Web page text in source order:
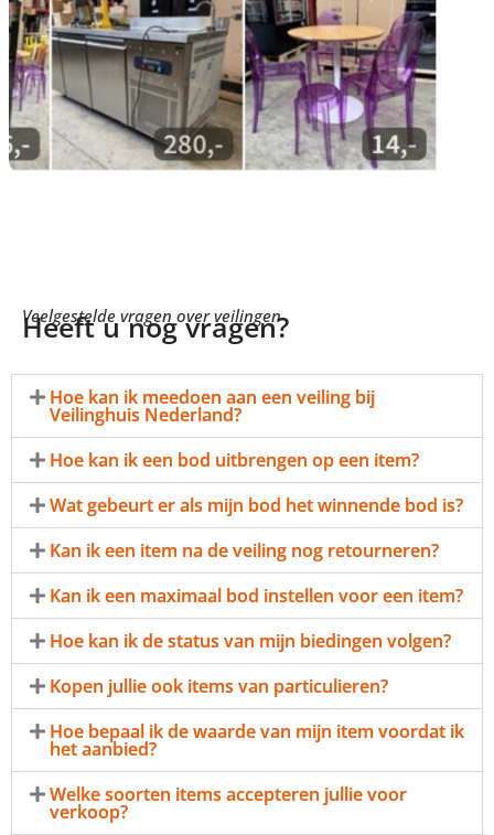
Veelgestelde vragen over veilingen
Heeft u nog vragen?
Hoe kan ik meedoen aan een veiling bij
Veilinghuis Nederland?
Hoe kan ik een bod uitbrengen op een item?
Wat gebeurt er als mijn bod het winnende bod is?
Kan ik een item na de veiling nog retourneren?
Kan ik een maximaal bod instellen voor een item?
Hoe kan ik de status van mijn biedingen volgen?
Kopen jullie ook items van particulieren?
Hoe bepaal ik de waarde van mijn item voordat ik
het aanbied?
Welke soorten items accepteren jullie voor
verkoop?